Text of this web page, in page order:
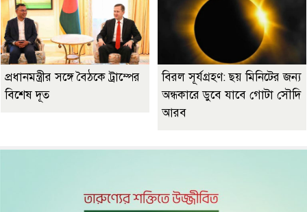
প্রধানমন্ত্রীর সঙ্গে বৈঠকে ট্রাম্পের
বিশেষ দূত
বিরল সূর্যগ্রহণ: ছয় মিনিটের জন্য
অন্ধকারে ডুবে যাবে গোটা সৌদি
আরব